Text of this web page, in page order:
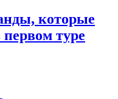
которые
туре